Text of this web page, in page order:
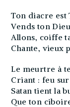
Ton diacre est
Vends ton
Allons, coiffe
Chante, vieux
Le meurtre à
Criant : feu
Satan tient la
Que ton